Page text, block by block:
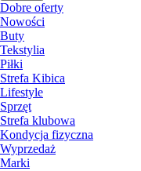
Dobre oferty
Nowości
Buty
Tekstylia
Piłki
Strefa Kibica
Lifestyle
Sprzęt
Strefa klubowa
Kondycja fizyczna
Wyprzedaż
Marki